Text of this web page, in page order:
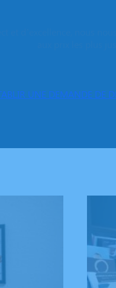
UNE DEMANDE DE